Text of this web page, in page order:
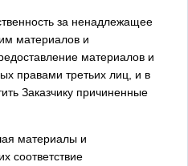
за ненадлежащее
материалов и
материалов и
правами третьих лиц, и в
Заказчику причиненные
материалы и
соответствие